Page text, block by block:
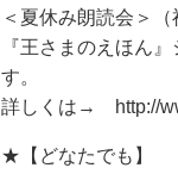
＜夏休み朗読会＞（
『王さまのえほん
す。
詳しくは→ http://
★【どなたでも】